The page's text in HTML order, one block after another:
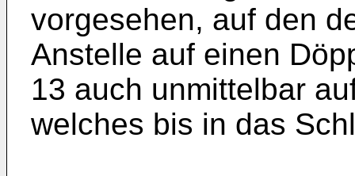
vorgesehen, auf den
Anstelle auf einen
13 auch unmittelbar
welches bis in das